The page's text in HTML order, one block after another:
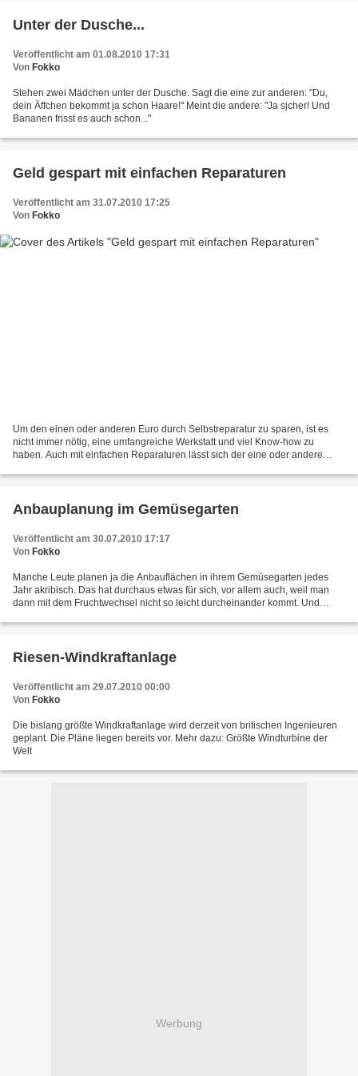
Unter der Dusche...
Veröffentlicht am 01.08.2010 17:31
Von Fokko
Stehen zwei Mädchen unter der Dusche. Sagt die eine zur anderen: "Du,
dein Äffchen bekommt ja schon Haare!" Meint die andere: "Ja sjcher! Und
Bananen frisst es auch schon..."
Geld gespart mit einfachen Reparaturen
Veröffentlicht am 31.07.2010 17:25
Von Fokko
Um den einen oder anderen Euro durch Selbstreparatur zu sparen, ist es
nicht immer nötig, eine umfangreiche Werkstatt und viel Know-how zu
haben. Auch mit einfachen Reparaturen lässt sich der eine oder andere
Anbauplanung im Gemüsegarten
Veröffentlicht am 30.07.2010 17:17
Von Fokko
Manche Leute planen ja die Anbauflächen in ihrem Gemüsegarten jedes
Jahr akribisch. Das hat durchaus etwas für sich, vor allem auch, weil man
dann mit dem Fruchtwechsel nicht so leicht durcheinander kommt. Und
Riesen-Windkraftanlage
Veröffentlicht am 29.07.2010 00:00
Von Fokko
Die bislang größte Windkraftanlage wird derzeit von britischen Ingenieuren
geplant. Die Pläne liegen bereits vor. Mehr dazu: Größte Windturbine der
Welt
Werbung